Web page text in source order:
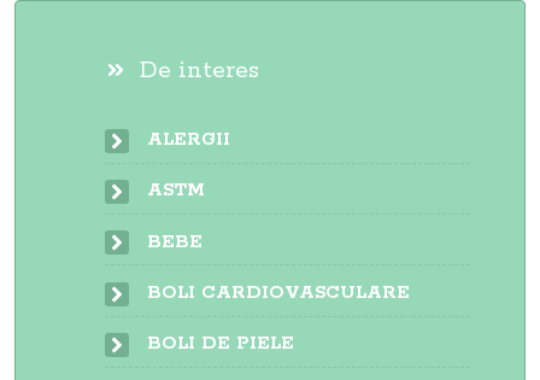
De interes
ALERGII
ASTM
BEBE
BOLI CARDIOVASCULARE
BOLI DE PIELE